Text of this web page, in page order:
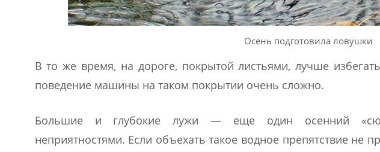
Осень подготовила ловушки
В то же время, на дороге, покрытой листьями, лучше
поведение машины на таком покрытии очень сложно.
Большие и глубокие лужи — еще один осенний
неприятностями. Если объехать такое водное препятствие не